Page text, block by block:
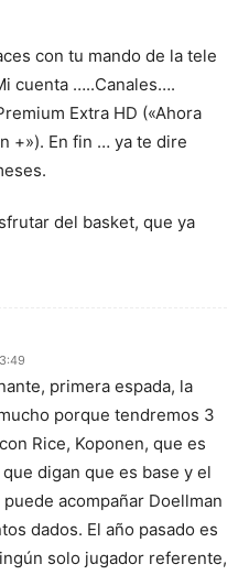
con tu mando de la tele
cuenta …..Canales….
Extra HD («Ahora
+»). En fin … ya te dire
del basket, que ya
primera espada, la
porque tendremos 3
Rice, Koponen, que es
digan que es base y el
acompañar Doellman
dados. El año pasado es
solo jugador referente,